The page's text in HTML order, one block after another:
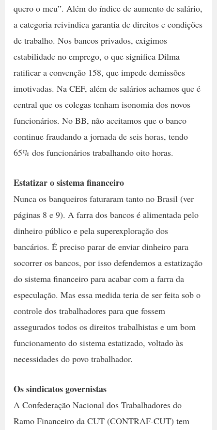
quero o meu”. Além do índice de aumento de salário,
a categoria reivindica garantia de direitos e condições
de trabalho. Nos bancos privados, exigimos
estabilidade no emprego, o que significa Dilma
ratificar a convenção 158, que impede demissões
imotivadas. Na CEF, além de salários achamos que é
central que os colegas tenham isonomia dos novos
funcionários. No BB, não aceitamos que o banco
continue fraudando a jornada de seis horas, tendo
65% dos funcionários trabalhando oito horas.
Estatizar o sistema financeiro
Nunca os banqueiros faturaram tanto no Brasil (ver
páginas 8 e 9). A farra dos bancos é alimentada pelo
dinheiro público e pela superexploração dos
bancários. É preciso parar de enviar dinheiro para
socorrer os bancos, por isso defendemos a estatização
do sistema financeiro para acabar com a farra da
especulação. Mas essa medida teria de ser feita sob o
controle dos trabalhadores para que fossem
assegurados todos os direitos trabalhistas e um bom
funcionamento do sistema estatizado, voltado às
necessidades do povo trabalhador.
Os sindicatos governistas
A Confederação Nacional dos Trabalhadores do
Ramo Financeiro da CUT (CONTRAF-CUT) tem